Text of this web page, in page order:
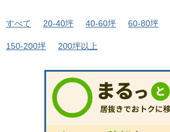
すべて 20-40坪 40-60坪 60-80坪
150-200坪 200坪以上